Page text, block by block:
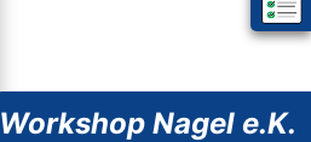
Mein
Workshop Nagel e.K.